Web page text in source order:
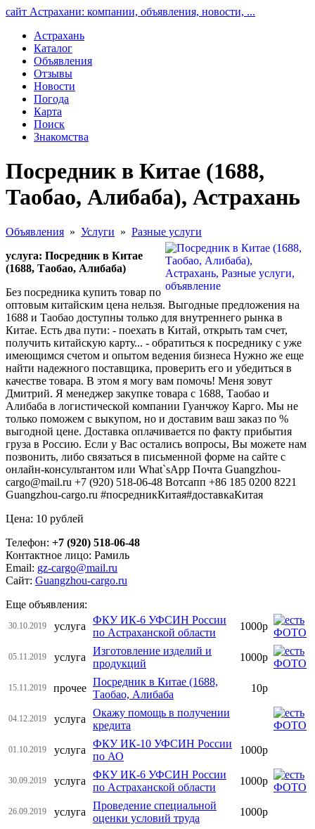
сайт Астрахани: компании, объявления, новости, ...
Астрахань
Каталог
Объявления
Отзывы
Новости
Погода
Карта
Поиск
Знакомства
Посредник в Китае (1688,
Таобао, Алибаба), Астрахань
Объявления » Услуги » Разные услуги
услуга: Посредник в Китае
(1688, Таобао, Алибаба)
Без посредника купить товар по
оптовым китайским цена нельзя. Выгодные предложения на
1688 и Таобао доступны только для внутреннего рынка в
Китае. Есть два пути: - поехать в Китай, открыть там счет,
получить китайскую карту... - обратиться к посреднику с уже
имеющимся счетом и опытом ведения бизнеса Нужно же еще
найти надежного поставщика, проверить его и убедиться в
качестве товара. В этом я могу вам помочь! Меня зовут
Дмитрий. Я менеджер закупке товара с 1688, Таобао и
Алибаба в логистической компании Гуанчжоу Карго. Мы не
только поможем с выкупом, но и доставим ваш заказ по %
выгодной цене. Доставка оплачивается по факту прибытия
груза в Россию. Если у Вас остались вопросы, Вы можете нам
позвонить, либо связаться в письменной форме на сайте с
онлайн-консультантом или What`sApp Почта Guangzhou-
cargo@mail.ru +7 (920) 518-06-48 Вотсапп +86 185 0200 8221
Guangzhou-cargo.ru #посредникКитая#доставкаКитая
Цена: 10 рублей
Телефон: +7 (920) 518-06-48
Контактное лицо: Рамиль
Email: gz-cargo@mail.ru
Сайт: Guangzhou-cargo.ru
Еще объявления:
30.10.2019 услуга
ФКУ ИК-6 УФСИН России
по Астраханской области
1000р
05.11.2019 услуга
Изготовление изделий и
продукций
1000р
15.11.2019 прочее
Посредник в Китае (1688,
Таобао, Алибаба
10р
04.12.2019 услуга
Окажу помощь в получении
кредита
01.10.2019 услуга
ФКУ ИК-10 УФСИН России
по АО
1000р
30.09.2019 услуга
ФКУ ИК-6 УФСИН России
по Астраханской области
1000р
26.09.2019 услуга
Проведение специальной
оценки условий труда
1000р